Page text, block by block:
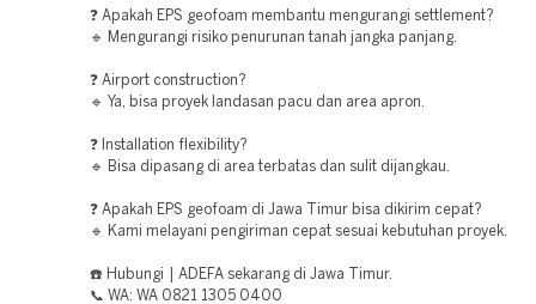
❓ Apakah EPS geofoam membantu mengurangi settlement?
🔹 Mengurangi risiko penurunan tanah jangka panjang.
❓ Airport construction?
🔹 Ya, bisa proyek landasan pacu dan area apron.
❓ Installation flexibility?
🔹 Bisa dipasang di area terbatas dan sulit dijangkau.
❓ Apakah EPS geofoam di Jawa Timur bisa dikirim cepat?
🔹 Kami melayani pengiriman cepat sesuai kebutuhan proyek.
☎️ Hubungi | ADEFA sekarang di Jawa Timur.
📞 WA: WA 0821 1305 0400